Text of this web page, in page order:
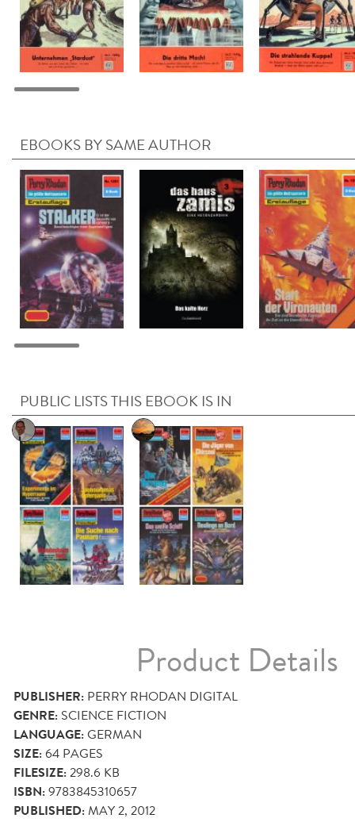
EBOOKS BY SAME AUTHOR
PUBLIC LISTS THIS EBOOK IS IN
Product Details
PUBLISHER: PERRY RHODAN DIGITAL
GENRE: SCIENCE FICTION
LANGUAGE:GERMAN
SIZE:64 PAGES
FILESIZE:298.6 KB
ISBN:9783845310657
PUBLISHED:MAY 2, 2012